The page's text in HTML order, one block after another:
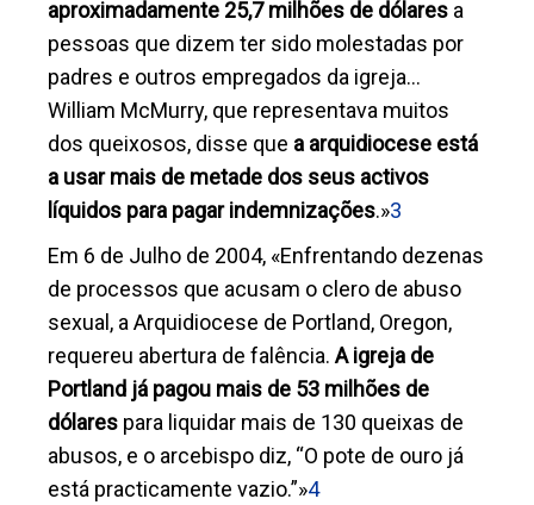
aproximadamente 25,7 milhões de dólares a
pessoas que dizem ter sido molestadas por
padres e outros empregados da igreja…
William McMurry, que representava muitos
dos queixosos, disse que a arquidiocese está
a usar mais de metade dos seus activos
líquidos para pagar indemnizações.»3
Em 6 de Julho de 2004, «Enfrentando dezenas
de processos que acusam o clero de abuso
sexual, a Arquidiocese de Portland, Oregon,
requereu abertura de falência.A igreja de
Portland já pagou mais de 53 milhões de
dólares para liquidar mais de 130 queixas de
abusos, e o arcebispo diz, “O pote de ouro já
está practicamente vazio.”»4